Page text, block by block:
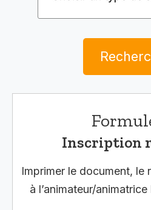
Inscription
Imprimer le document, le
à l’animateur/